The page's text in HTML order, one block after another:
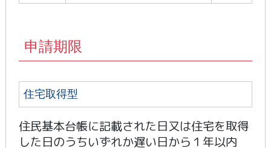
申請期限
住宅取得型
住民基本台帳に記載された日又は住宅を取得
した日のうちいずれか遅い日から１年以内